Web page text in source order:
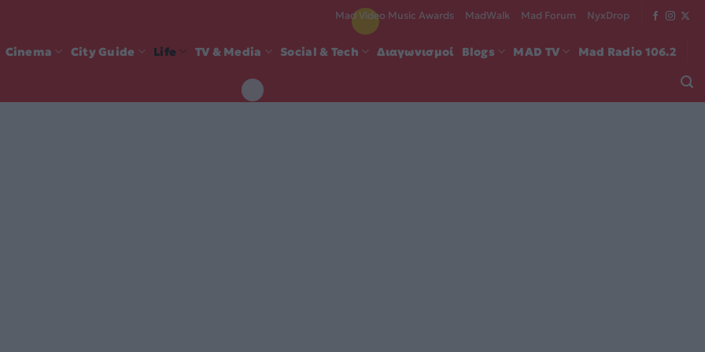
Mad Video Music Awards MadWalk Mad Forum NyxDrop
Cinema City Guide Life TV & Media Social & Tech Διαγωνισμοί Blogs MAD TV Mad Radio 106.2